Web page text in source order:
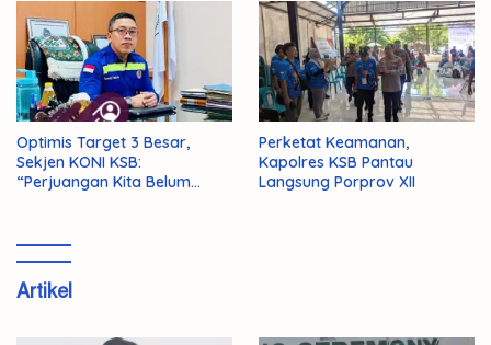
Optimis Target 3 Besar,
Sekjen KONI KSB:
“Perjuangan Kita Belum
Perketat Keamanan,
Kapolres KSB Pantau
Langsung Porprov XII
Artikel